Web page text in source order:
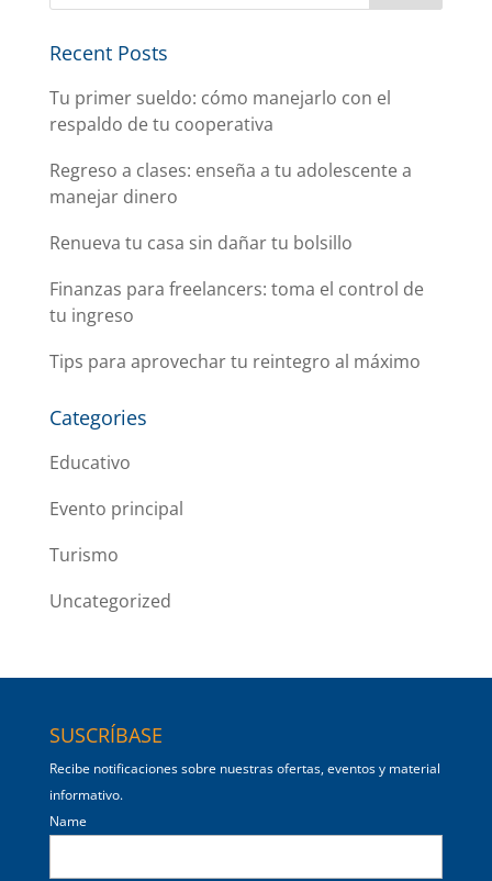
Recent Posts
Tu primer sueldo: cómo manejarlo con el
respaldo de tu cooperativa
Regreso a clases: enseña a tu adolescente a
manejar dinero
Renueva tu casa sin dañar tu bolsillo
Finanzas para freelancers: toma el control de
tu ingreso
Tips para aprovechar tu reintegro al máximo
Categories
Educativo
Evento principal
Turismo
Uncategorized
SUSCRÍBASE
Recibe notificaciones sobre nuestras ofertas, eventos y material
informativo.
Name